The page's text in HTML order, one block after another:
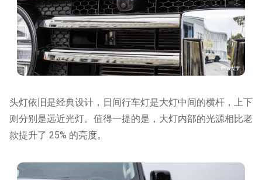
头灯依旧是经典设计，日间行车灯是大灯中间的横杆，上下
则分别是远近光灯。值得一提的是，大灯内部的光源相比老
款提升了 25% 的亮度。